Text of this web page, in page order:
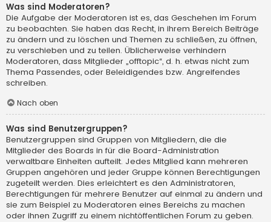
Was sind Moderatoren?
Die Aufgabe der Moderatoren ist es, das Geschehen im Forum
zu beobachten. Sie haben das Recht, in ihrem Bereich Beiträge
zu ändern und zu löschen und Themen zu schließen, zu öffnen,
zu verschieben und zu teilen. Üblicherweise verhindern
Moderatoren, dass Mitglieder „offtopic“, d. h. etwas nicht zum
Thema Passendes, oder Beleidigendes bzw. Angreifendes
schreiben.
Nach oben
Was sind Benutzergruppen?
Benutzergruppen sind Gruppen von Mitgliedern, die die
Mitglieder des Boards in für die Board-Administration
verwaltbare Einheiten aufteilt. Jedes Mitglied kann mehreren
Gruppen angehören und jeder Gruppe können Berechtigungen
zugeteilt werden. Dies erleichtert es den Administratoren,
Berechtigungen für mehrere Benutzer auf einmal zu ändern und
sie zum Beispiel zu Moderatoren eines Bereichs zu machen
oder ihnen Zugriff zu einem nichtöffentlichen Forum zu geben.